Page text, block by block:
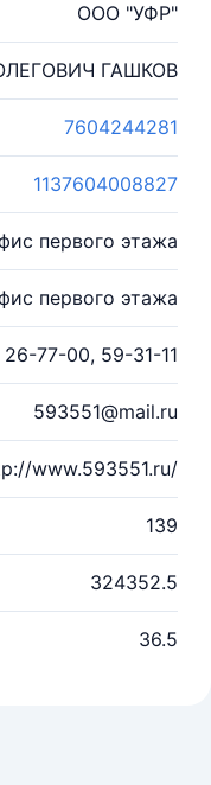
ООО "УФР"
ГАШКОВ
7604244281
1137604008827
первого этажа
первого этажа
77-00, 59-31-11
593551@mail.ru
www.593551.ru/
139
324352.5
36.5